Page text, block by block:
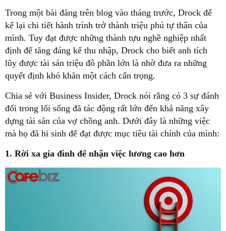
Trong một bài đăng trên blog vào tháng trước, Drock để
kể lại chi tiết hành trình trở thành triệu phú tự thân của
mình. Tuy đạt được những thành tựu nghề nghiệp nhất
định để tăng đáng kể thu nhập, Drock cho biết anh tích
lũy được tài sản triệu đô phần lớn là nhờ đưa ra những
quyết định khó khăn một cách cẩn trọng.
Chia sẻ với Business Insider, Drock nói rằng có 3 sự đánh
đổi trong lối sống đã tác động rất lớn đến khả năng xây
dựng tài sản của vợ chồng anh. Dưới đây là những việc
mà họ đã hi sinh để đạt được mục tiêu tài chính của mình:
1. Rời xa gia đình để nhận việc lương cao hơn